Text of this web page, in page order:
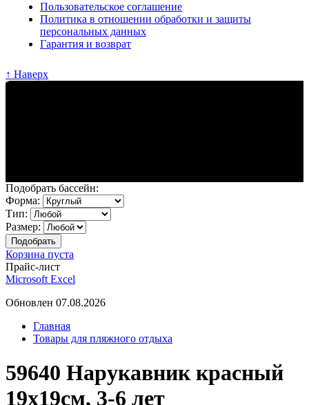
Пользовательское соглашение
Политика в отношении обработки и защиты
персональных данных
Гарантия и возврат
↑ Наверх
Подобрать бассейн:
Форма:
Тип:
Размер:
Корзина пуста
Прайс-лист
Microsoft Excel
Обновлен 07.08.2026
Главная
Товары для пляжного отдыха
59640 Нарукавник красный
19х19см, 3-6 лет